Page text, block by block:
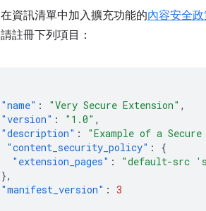
在資訊清單中加入擴充功能的內容安全
請註冊下列項目：
"name" : "Very Secure Extension" ,
"version" : "1.0" ,
"description" : "Example of a
"content_security_policy" :
{
"extension_pages" :
"default-src
},
"manifest_version" : 3